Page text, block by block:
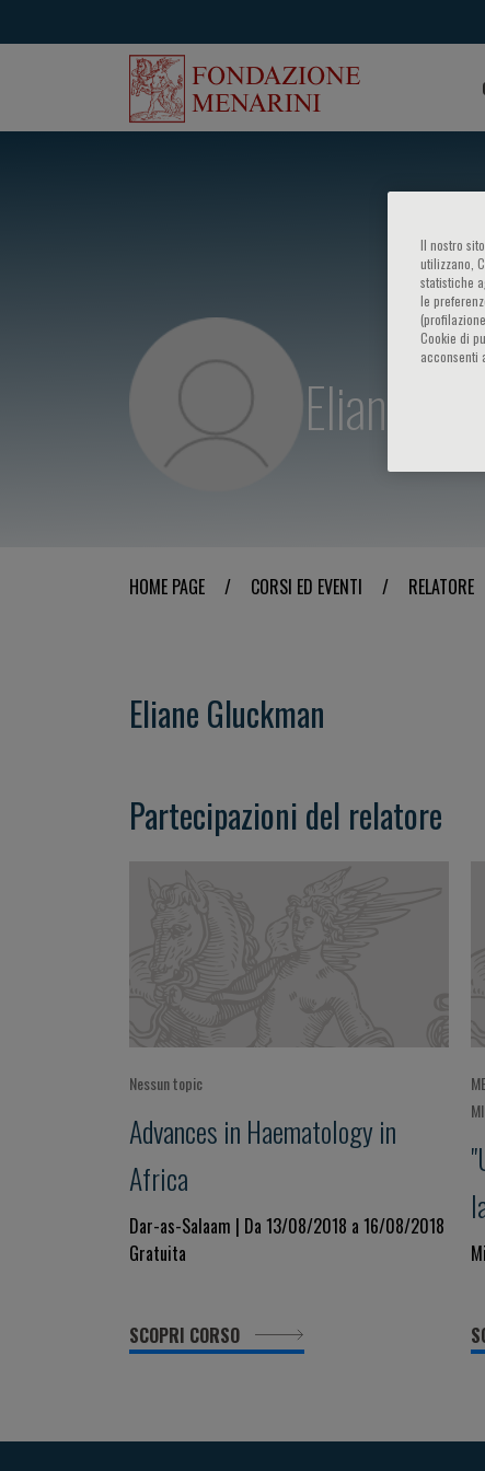
Eliane
HOME PAGE / CORSI ED EVENTI / RELATORE
Eliane Gluckman
Partecipazioni del relatore
Nessun topic
Advances in Haematology in
Africa
Dar-as-Salaam | Da 13/08/2018 a 16/08/2018
Gratuita
SCOPRI CORSO
Il nostro
utilizzano,
statistiche
le
Cookie di
acconsenti